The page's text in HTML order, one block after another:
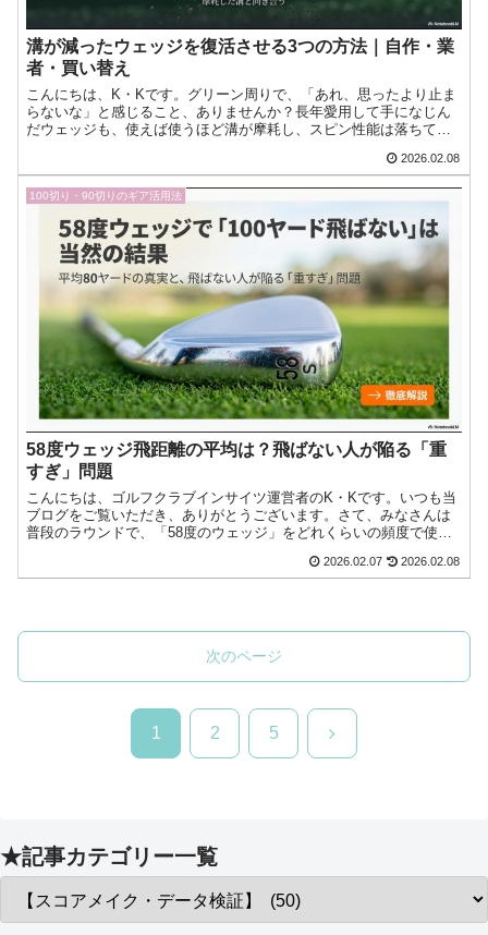
溝が減ったウェッジを復活させる3つの方法｜自作・業
者・買い替え
こんにちは、K・Kです。グリーン周りで、「あれ、思ったより止ま
らないな」と感じること、ありませんか？長年愛用して手になじん
だウェッジも、使えば使うほど溝が摩耗し、スピン性能は落ちてい
日もゴルフへの愛が止まらない！『ゴルフクラブインサイツ』ナビ
ゲーターのK・Kです。
2026.02.08
100切り・90切りのギア活用法
58度ウェッジ飛距離の平均は？飛ばない人が陥る「重
すぎ」問題
こんにちは、ゴルフクラブインサイツ運営者のK・Kです。いつも当
ブログをご覧いただき、ありがとうございます。さて、みなさんは
普段のラウンドで、「58度のウェッジ」をどれくらいの頻度で使っ
ルフへの愛が止まらない！『ゴルフクラブインサイツ』ナビゲータ
2026.02.07 2026.02.08
次のページ
1 2 5 次
★記事カテゴリー一覧